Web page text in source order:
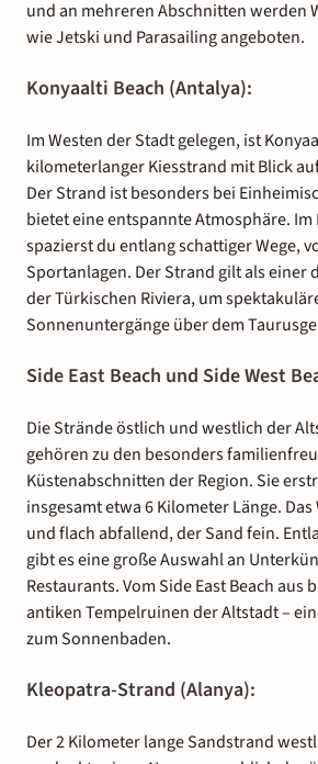
und an mehreren Abschnitten werden
wie Jetski und Parasailing angeboten.
Konyaalti Beach (Antalya):
Im Westen der Stadt gelegen, ist
kilometerlanger Kiesstrand mit Blick
Der Strand ist besonders bei
bietet eine entspannte Atmosphäre. Im
spazierst du entlang schattiger Wege,
Sportanlagen. Der Strand gilt als einer
der Türkischen Riviera, um
Sonnenuntergänge über dem
Side East Beach und Side West
Die Strände östlich und westlich der
gehören zu den besonders
Küstenabschnitten der Region. Sie
insgesamt etwa 6 Kilometer Länge.
und flach abfallend, der Sand fein.
gibt es eine große Auswahl an
Restaurants. Vom Side East Beach aus
antiken Tempelruinen der Altstadt –
zum Sonnenbaden.
Kleopatra-Strand (Alanya):
Der 2 Kilometer lange Sandstrand